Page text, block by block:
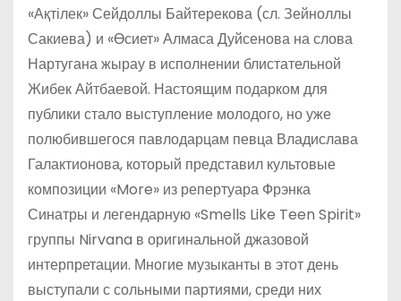
«Ақтілек» Сейдоллы Байтерекова (сл. Зейноллы
Сакиева) и «Өсиет» Алмаса Дуйсенова на слова
Нартугана жырау в исполнении блистательной
Жибек Айтбаевой. Настоящим подарком для
публики стало выступление молодого, но уже
полюбившегося павлодарцам певца Владислава
Галактионова, который представил культовые
композиции «More» из репертуара Фрэнка
Синатры и легендарную «Smells Like Teen Spirit»
группы Nirvana в оригинальной джазовой
интерпретации. Многие музыканты в этот день
выступали с сольными партиями, среди них